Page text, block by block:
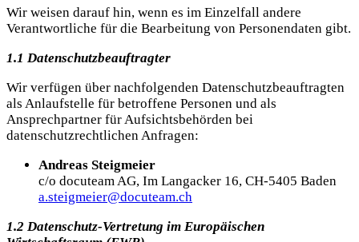
Wir weisen darauf hin, wenn es im Einzelfall andere
Verantwortliche für die Bearbeitung von Personendaten gibt.
1.1 Datenschutzbeauftragter
Wir verfügen über nachfolgenden Datenschutzbeauftragten
als Anlaufstelle für betroffene Personen und als
Ansprechpartner für Aufsichtsbehörden bei
datenschutzrechtlichen Anfragen:
Andreas Steigmeier
c/o docuteam AG, Im Langacker 16, CH-5405 Baden
a.steigmeier@docuteam.ch
1.2 Datenschutz-Vertretung im Europäischen